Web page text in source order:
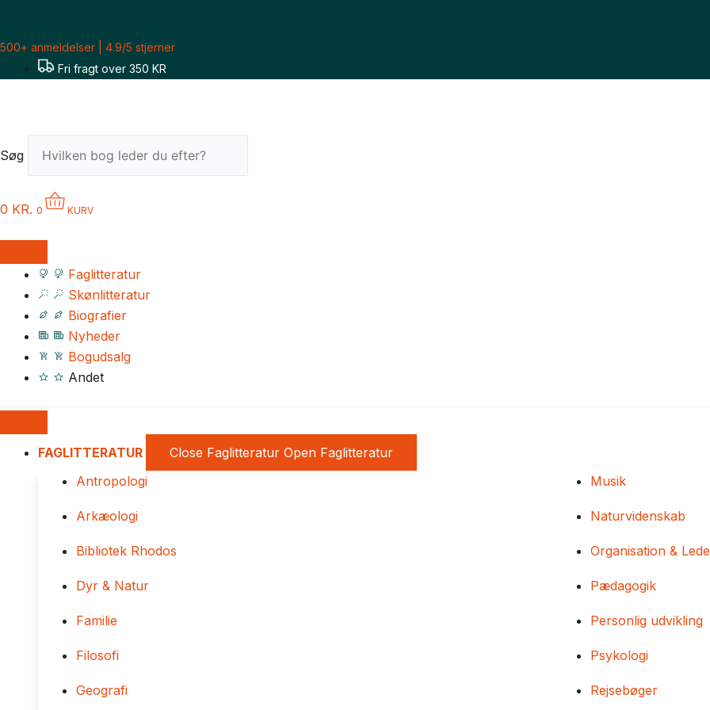
indholdet
500+ anmeldelser | 4.9/5 stjerner
Fri fragt over 350 KR
Søg
0 KR. 0 KURV
Faglitteratur
Skønlitteratur
Biografier
Nyheder
Bogudsalg
Andet
FAGLITTERATUR Close Faglitteratur Open Faglitteratur
Antropologi
Arkæologi
Bibliotek Rhodos
Dyr & Natur
Familie
Filosofi
Geografi
Musik
Naturvidenskab
Organisation &
Pædagogik
Personlig udvikling
Psykologi
Rejsebøger